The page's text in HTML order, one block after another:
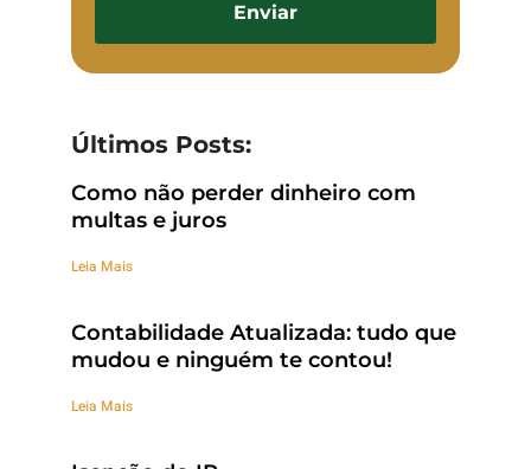
Enviar
Últimos Posts:
Como não perder dinheiro com
multas e juros
Leia Mais
Contabilidade Atualizada: tudo que
mudou e ninguém te contou!
Leia Mais